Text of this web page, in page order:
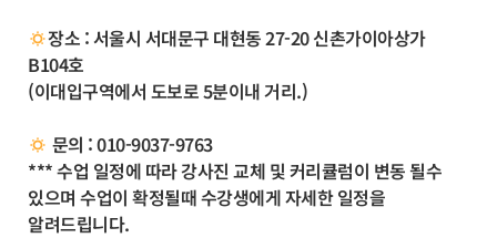
장소 : 서울시 서대문구 대현동 27-20 신촌가이아상가
B104호
(이대입구역에서 도보로 5분이내 거리.)
문의 : 010-9037-9763
*** 수업 일정에 따라 강사진 교체 및 커리큘럼이 변동 될수
있으며 수업이 확정될때 수강생에게 자세한 일정을
알려드립니다.